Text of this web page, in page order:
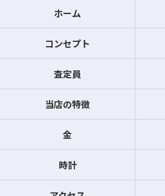
ホーム
コンセプト
査定員
当店の特徴
金
時計